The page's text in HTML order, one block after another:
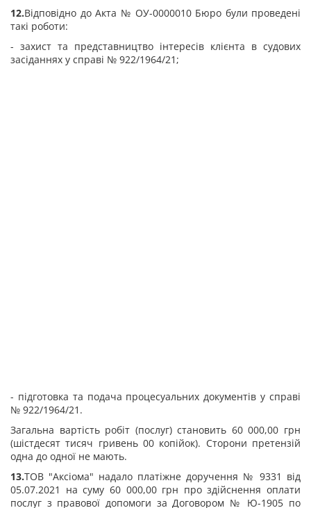
12.Відповідно до Акта № ОУ-0000010 Бюро були проведені
такі роботи:
- захист та представництво інтересів клієнта в судових
засіданнях у справі № 922/1964/21;
- підготовка та подача процесуальних документів у справі
№ 922/1964/21.
Загальна вартість робіт (послуг) становить 60 000,00 грн
(шістдесят тисяч гривень 00 копійок). Сторони претензій
одна до одної не мають.
13.ТОВ "Аксіома" надало платіжне доручення № 9331 від
05.07.2021 на суму 60 000,00 грн про здійснення оплати
послуг з правової допомоги за Договором № Ю-1905 по